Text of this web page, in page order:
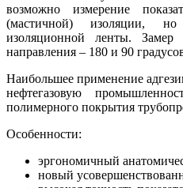
возможно измерение
(мастичной) изоляции,
изоляционной ленты.
направления – 180 и 90
Наибольшее применение
нефтегазовую
полимерного покрытия
Особенности:
эргономичный
новый